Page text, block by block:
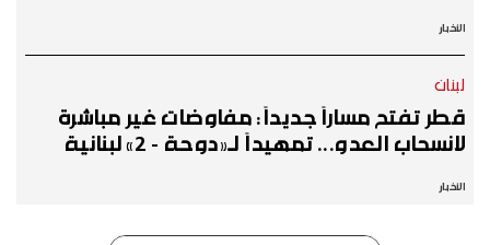
الأخبار
لبنان
قطر تفتح مساراً جديداً: مفاوضات غير مباشرة
لانسحاب العدو... تمهيداً لـ«دوحة - 2» لبنانية
الأخبار